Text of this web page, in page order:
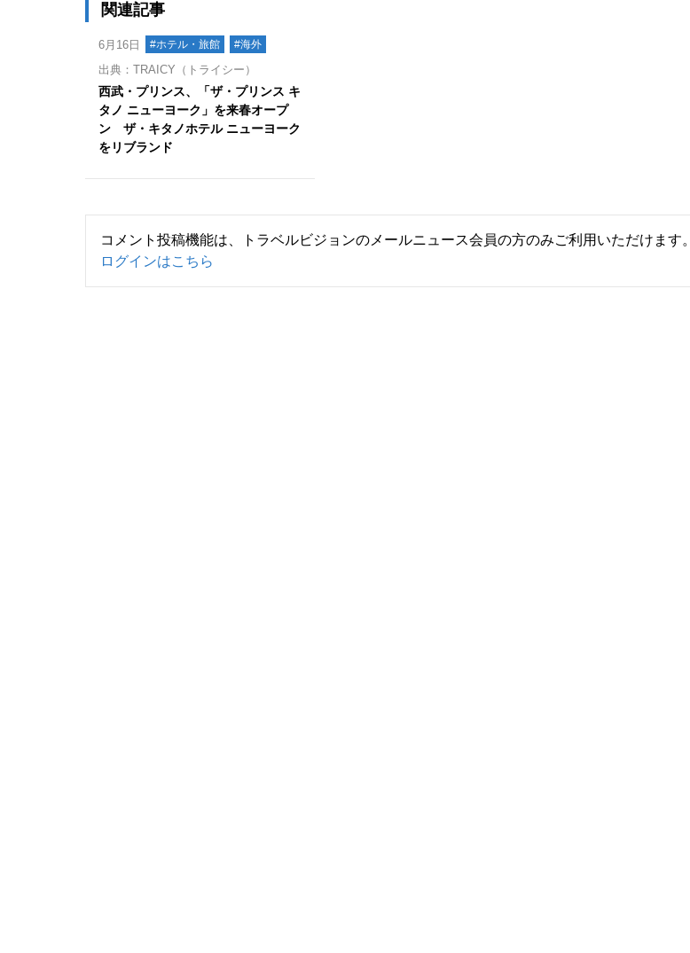
関連記事
6月16日 #ホテル・旅館 #海外
出典：TRAICY（トライシー）
西武・プリンス、「ザ・プリンス キ
タノ ニューヨーク」を来春オープ
ン ザ・キタノホテル ニューヨーク
をリブランド
コメント投稿機能は、トラベルビジョンのメールニュース会員の方のみご利用いただけます。
ログインはこちら